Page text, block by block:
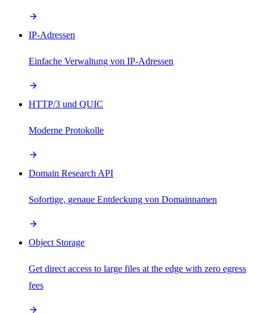
IP-Adressen
Einfache Verwaltung von IP-Adressen
HTTP/3 und QUIC
Moderne Protokolle
Domain Research API
Sofortige, genaue Entdeckung von Domainnamen
Object Storage
Get direct access to large files at the edge with zero egress
fees